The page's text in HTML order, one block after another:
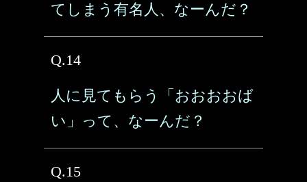
てしまう有名人、なーんだ？
Q.14
人に見てもらう「おおおおば
い」って、なーんだ？
Q.15